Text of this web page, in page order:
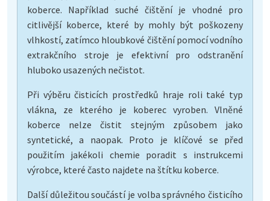
koberce. Například suché čištění je vhodné pro
citlivější koberce, které by mohly být poškozeny
vlhkostí, zatímco hloubkové čištění pomocí vodního
extrakčního stroje je efektivní pro odstranění
hluboko usazených nečistot.
Při výběru čisticích prostředků hraje roli také typ
vlákna, ze kterého je koberec vyroben. Vlněné
koberce nelze čistit stejným způsobem jako
syntetické, a naopak. Proto je klíčové se před
použitím jakékoli chemie poradit s instrukcemi
výrobce, které často najdete na štítku koberce.
Další důležitou součástí je volba správného čisticího